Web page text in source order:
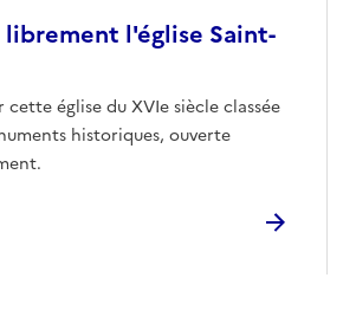
l'église Saint-
cette église du XVIe siècle classée
historiques, ouverte